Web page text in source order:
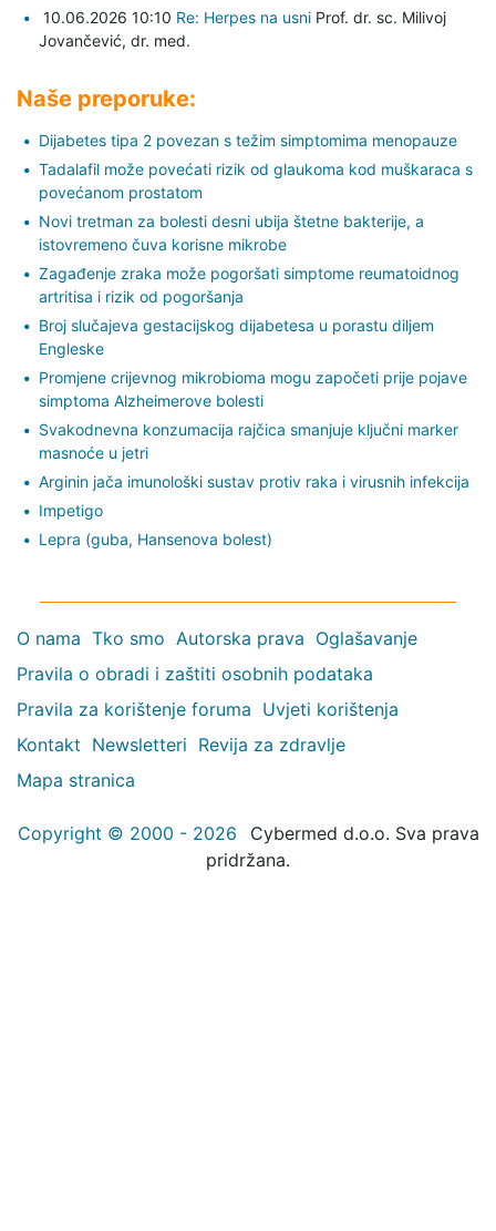
10.06.2026 10:10 Re: Herpes na usni Prof. dr. sc. Milivoj
Jovančević, dr. med.
Naše preporuke:
Dijabetes tipa 2 povezan s težim simptomima menopauze
Tadalafil može povećati rizik od glaukoma kod muškaraca s
povećanom prostatom
Novi tretman za bolesti desni ubija štetne bakterije, a
istovremeno čuva korisne mikrobe
Zagađenje zraka može pogoršati simptome reumatoidnog
artritisa i rizik od pogoršanja
Broj slučajeva gestacijskog dijabetesa u porastu diljem
Engleske
Promjene crijevnog mikrobioma mogu započeti prije pojave
simptoma Alzheimerove bolesti
Svakodnevna konzumacija rajčica smanjuje ključni marker
masnoće u jetri
Arginin jača imunološki sustav protiv raka i virusnih infekcija
Impetigo
Lepra (guba, Hansenova bolest)
O nama Tko smo Autorska prava Oglašavanje
Pravila o obradi i zaštiti osobnih podataka
Pravila za korištenje foruma Uvjeti korištenja
Kontakt Newsletteri Revija za zdravlje
Mapa stranica
Copyright © 2000 - 2026
Cybermed d.o.o. Sva prava
pridržana.